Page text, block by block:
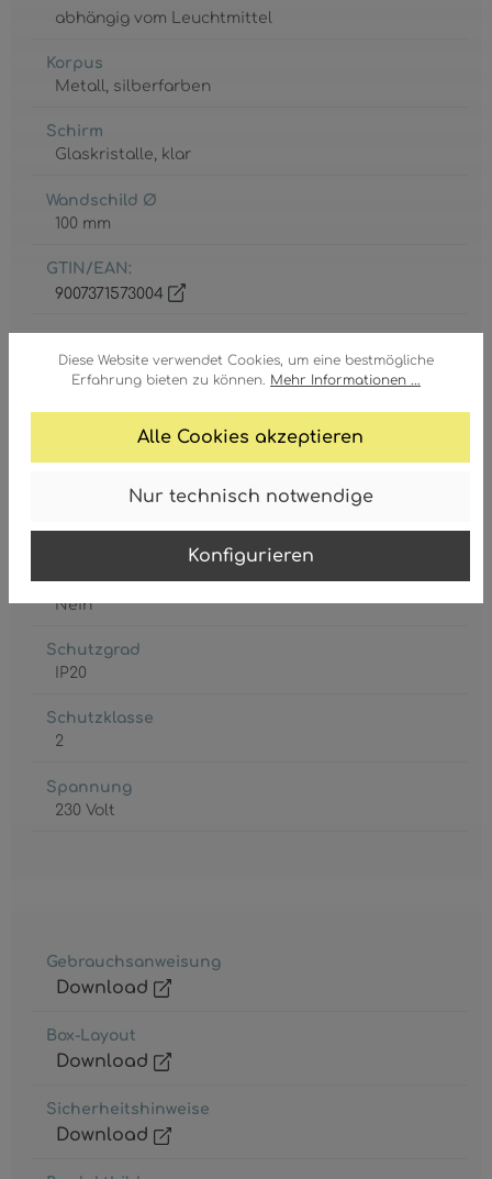
Diese Website verwendet Cookies, um eine bestmögliche
Erfahrung bieten zu können. Mehr Informationen ...
Alle Cookies akzeptieren
Nur technisch notwendige
Konfigurieren
abhängig vom Leuchtmittel
Korpus
Metall, silberfarben
Schirm
Glaskristalle, klar
Wandschild Ø
100 mm
GTIN/EAN:
9007371573004
3 x E14
Leuchtmittel inkl.
Nein
Schutzgrad
IP20
Schutzklasse
2
Spannung
230 Volt
Gebrauchsanweisung
Download
Box-Layout
Download
Sicherheitshinweise
Download